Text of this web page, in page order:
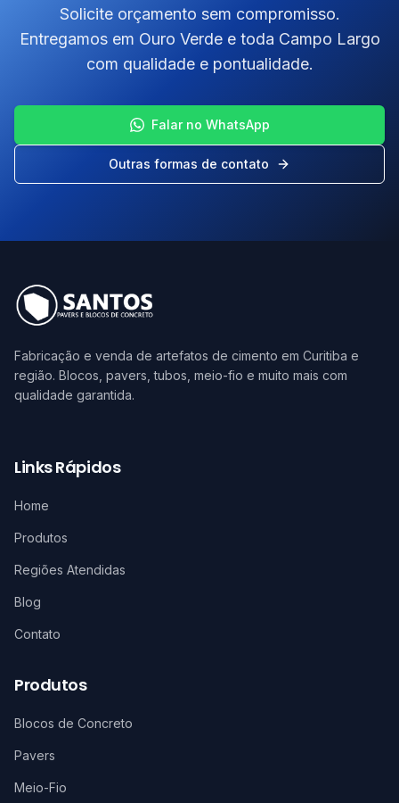
Solicite orçamento sem compromisso.
Entregamos em Ouro Verde e toda Campo Largo
com qualidade e pontualidade.
Falar no WhatsApp
Outras formas de contato
Fabricação e venda de artefatos de cimento em Curitiba e
região. Blocos, pavers, tubos, meio-fio e muito mais com
qualidade garantida.
Links Rápidos
Home
Produtos
Regiões Atendidas
Blog
Contato
Produtos
Blocos de Concreto
Pavers
Meio-Fio